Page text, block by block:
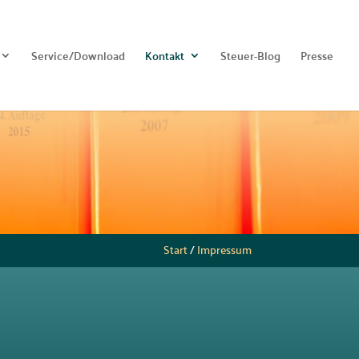
Service/Download Kontakt Steuer-Blog Presse
Start/Impressum